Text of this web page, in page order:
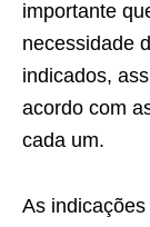
importante
necessidade
indicados,
acordo com
cada um.
As